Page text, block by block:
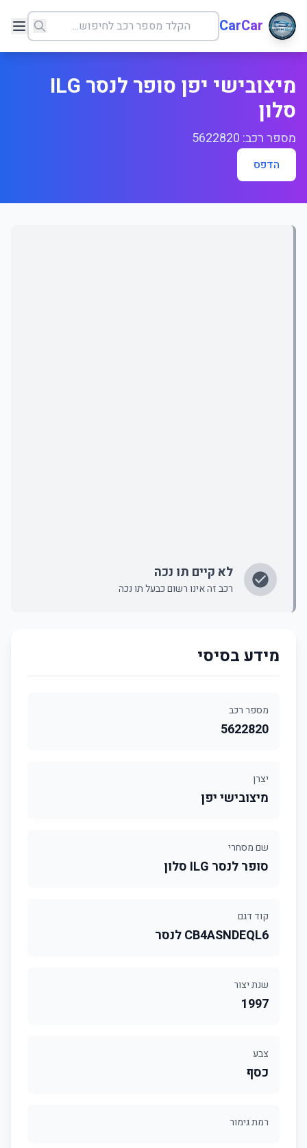
CarCar
מיצובישי יפן סופר לנסר ILG
סלון
מספר רכב: 5622820
הדפס
לא קיים תו נכה
רכב זה אינו רשום כבעל תו נכה
מידע בסיסי
מספר רכב
5622820
יצרן
מיצובישי יפן
שם מסחרי
סופר לנסר ILG סלון
קוד דגם
CB4ASNDEQL6 לנסר
שנת יצור
1997
צבע
כסף
רמת גימור